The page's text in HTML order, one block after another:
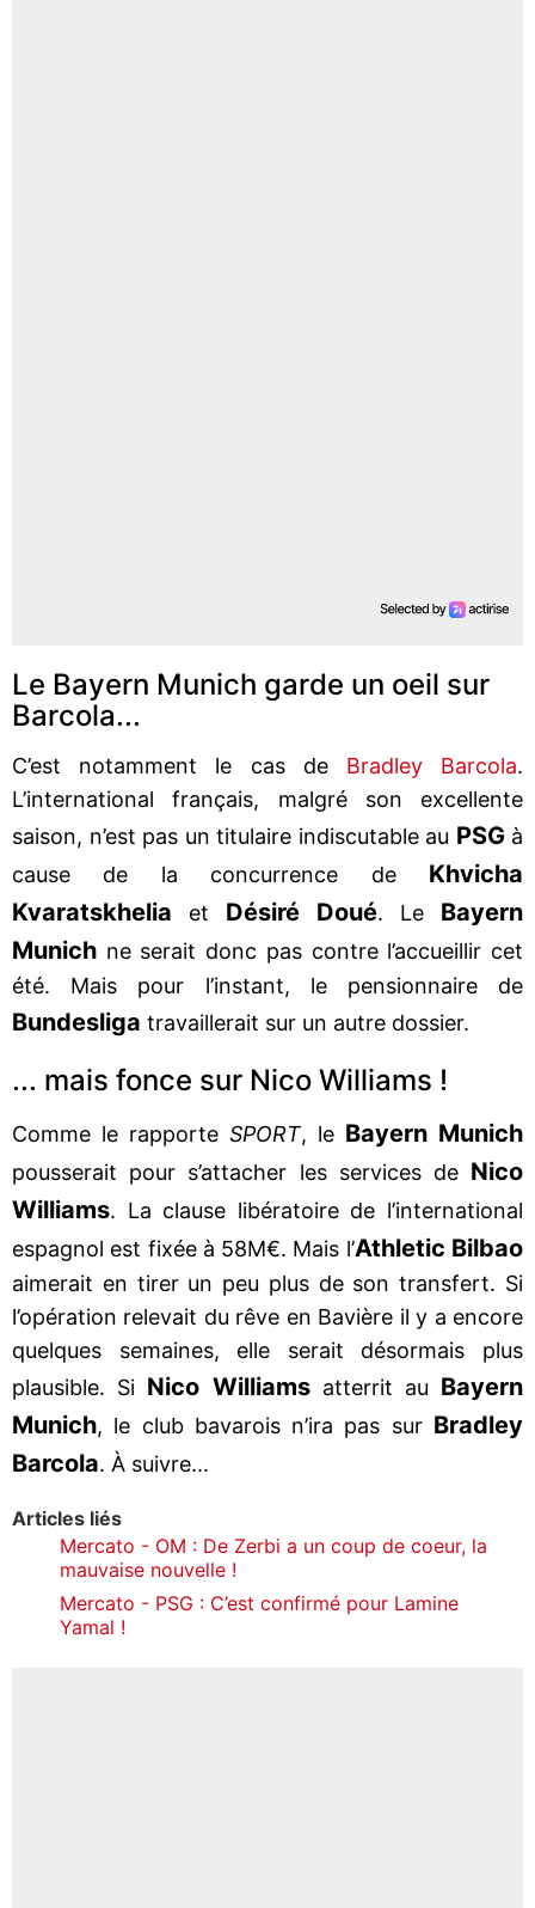
Le Bayern Munich garde un oeil sur
Barcola...
C’est notamment le cas de Bradley Barcola.
L’international français, malgré son excellente
saison, n’est pas un titulaire indiscutable au PSGà
cause de la concurrence de Khvicha
Kvaratskhelia et Désiré Doué. Le Bayern
Munich ne serait donc pas contre l’accueillir cet
été. Mais pour l’instant, le pensionnaire de
Bundesliga travaillerait sur un autre dossier.
... mais fonce sur Nico Williams !
Comme le rapporte SPORT, le Bayern Munich
pousserait pour s’attacher les services de Nico
Williams. La clause libératoire de l’international
espagnol est fixée à 58M€. Mais l’Athletic Bilbao
aimerait en tirer un peu plus de son transfert. Si
l’opération relevait du rêve en Bavière il y a encore
quelques semaines, elle serait désormais plus
plausible. Si Nico Williams atterrit au Bayern
Munich, le club bavarois n’ira pas sur Bradley
Barcola. À suivre...
Articles liés
Mercato - OM : De Zerbi a un coup de coeur, la
mauvaise nouvelle !
Mercato - PSG : C’est confirmé pour Lamine
Yamal !